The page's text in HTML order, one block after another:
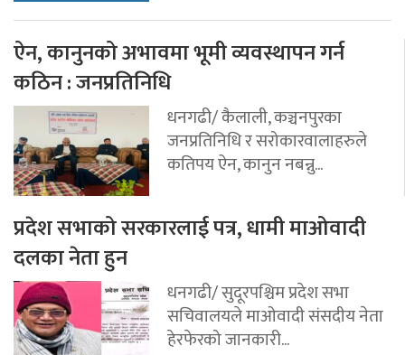
ऐन, कानुनको अभावमा भूमी व्यवस्थापन गर्न
कठिन : जनप्रतिनिधि
धनगढी/ कैलाली, कञ्चनपुरका
जनप्रतिनिधि र सरोकारवालाहरुले
कतिपय ऐन, कानुन नबन्नु...
प्रदेश सभाको सरकारलाई पत्र, धामी माओवादी
दलका नेता हुन
धनगढी/ सुदूरपश्चिम प्रदेश सभा
सचिवालयले माओवादी संसदीय नेता
हेरफेरको जानकारी...